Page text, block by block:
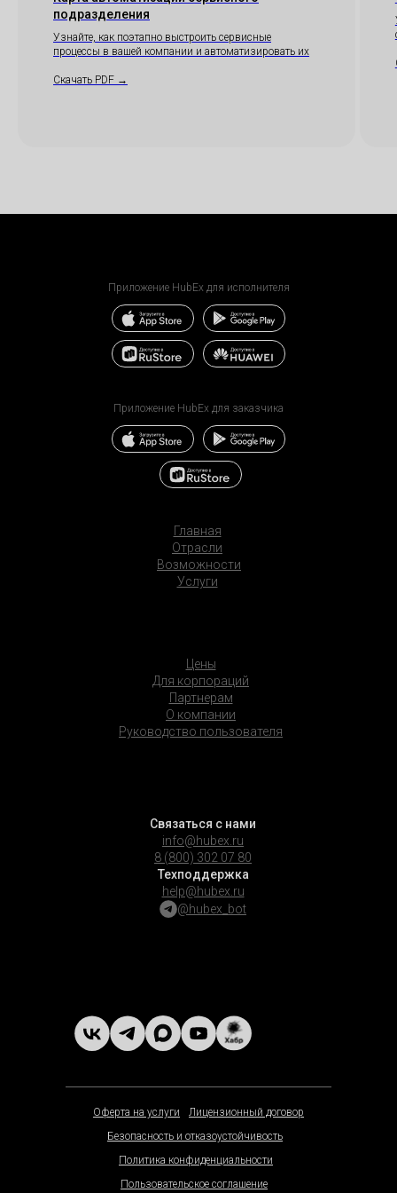
подразделения
Узнайте, как поэтапно выстроить сервисные
процессы в вашей компании и автоматизировать их
Скачать PDF →
Оферта на услуги
Лицензионный договор
Безопасность и отказоустойчивость
Политика конфиденциальности
Пользовательское соглашение
Связаться с нами
info@hubex.ru
8 (800) 302 07 80
Техподдержка
help@hubex.ru
@hubex_bot
Цены
Для корпораций
Партнерам
О компании
Руководство пользователя
Главная
Отрасли
Возможности
Услуги
Приложение HubEx для заказчика
Приложение HubEx для исполнителя
Скачать